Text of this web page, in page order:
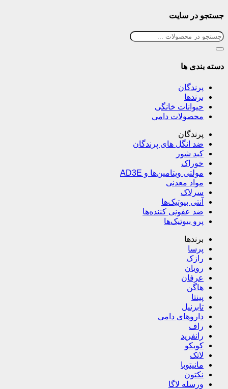
جستجو در سایت
دسته بندی ها
پرندگان
برندها
حیوانات خانگی
محصولات دامی
پرندگان
ضد انگل های پرندگان
کبد شور
خوراک
مولتی ویتامین‌ها و AD3E
مواد معدنی
سرلاک
آنتی بیوتیک‌ها
ضد عفونی کننده‌ها
پرو بیوتیک‌ها
برندها
پرسا
رازک
رویان
عرفان
هاگن
پینتا
تابرنیل
داروهای دامی
راف
رانفرید
کویکو
لاتک
مانیتوبا
نکتون
ورسله لاگا